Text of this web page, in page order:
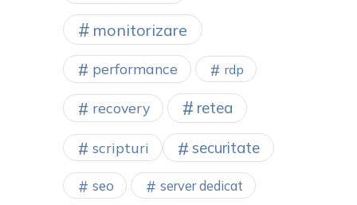
monitorizare
performance rdp
recovery retea
scripturi securitate
seo server dedicat